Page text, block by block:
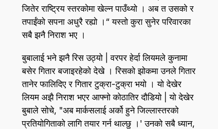
जितेर राष्ट्रिय स्तरकोमा खेल्न पाउँथ्यो । अब त उसको र
तपाईंको सपना अधुरै रह्यो ।“ यस्तो कुरा सुनेर परिवारका
सबै झनै निराश भए ।
बुबालाई भने झनै रिस उठ्यो | वरपर हेर्दा लियमले कुनामा
बसेर गितार बजाइरहेको देखे । रिसको झोकमा उनले गितार
तानेर फालिदिए र गितार टुक्रा-टुक्रा भयो । यो देखेर
लियम अझै निराश भएर आफ्नो कोठातिर दौडियो | यो देखेर
बुबाले सोचे, "अब मार्कसलाई अर्को हुने जिल्लास्तरको
प्रतियोगिताको लागि तयार गर्न थाल्छु ।' उनको सबै ध्यान,